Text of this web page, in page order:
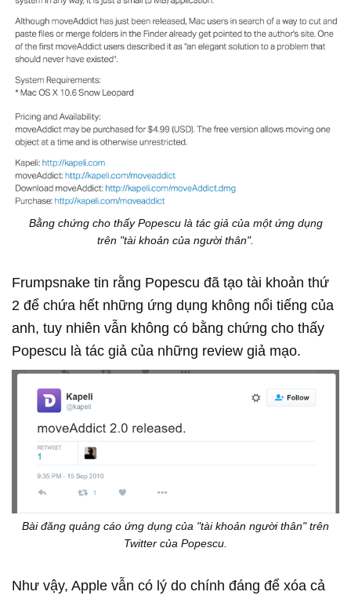
Bằng chứng cho thấy Popescu là tác giả của một ứng dụng
trên "tài khoản của người thân".
Frumpsnake tin rằng Popescu đã tạo tài khoản thứ
2 để chứa hết những ứng dụng không nổi tiếng của
anh, tuy nhiên vẫn không có bằng chứng cho thấy
Popescu là tác giả của những review giả mạo.
Bài đăng quảng cáo ứng dụng của "tài khoản người thân" trên
Twitter của Popescu.​
Như vậy, Apple vẫn có lý do chính đáng để xóa cả